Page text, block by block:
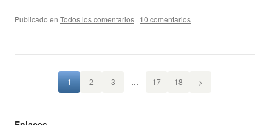
Publicado en Todos los comentarios | 10 comentarios
1 2 3 … 17 18 >